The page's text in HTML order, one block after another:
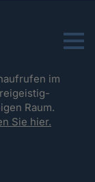
Menu
im
Raum.
Sie hier.